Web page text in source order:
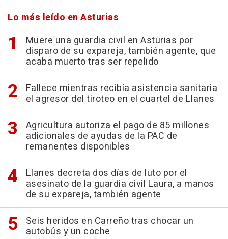
Lo más leído en Asturias
Muere una guardia civil en Asturias por
disparo de su expareja, también agente, que
acaba muerto tras ser repelido
Fallece mientras recibía asistencia sanitaria
el agresor del tiroteo en el cuartel de Llanes
Agricultura autoriza el pago de 85 millones
adicionales de ayudas de la PAC de
remanentes disponibles
Llanes decreta dos días de luto por el
asesinato de la guardia civil Laura, a manos
de su expareja, también agente
Seis heridos en Carreño tras chocar un
autobús y un coche